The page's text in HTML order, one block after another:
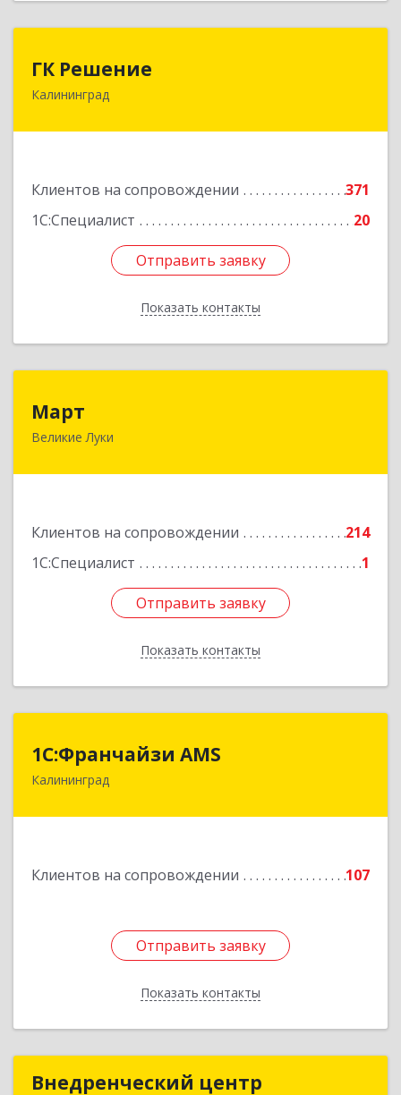
ГК Решение
Калининград
Клиентов на сопровождении
371
1С:Специалист
20
Отправить заявку
Показать контакты
236038, Калининградская обл, Калининград г,
Отправить заявку
Назад
Март
Великие Луки
Клиентов на сопровождении
214
1С:Специалист
1
Отправить заявку
Показать контакты
182113, Псковская обл, Великие Луки г,
Отправить заявку
Назад
1С:Франчайзи AMS
Калининград
Клиентов на сопровождении 107
Отправить заявку
Показать контакты
238325, Калининградская обл, Гурьевский р-н,
Отправить заявку
Назад
Внедренческий центр
Внедренческий центр